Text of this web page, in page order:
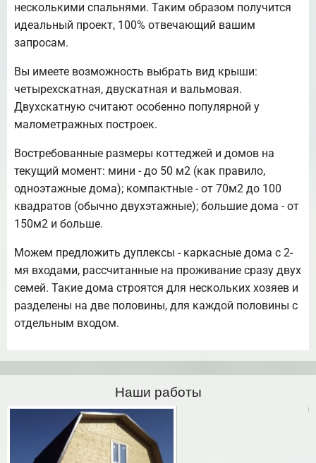
несколькими спальнями. Таким образом получится
идеальный проект, 100% отвечающий вашим
запросам.
Вы имеете возможность выбрать вид крыши:
четырехскатная, двускатная и вальмовая.
Двухскатную считают особенно популярной у
малометражных построек.
Востребованные размеры коттеджей и домов на
текущий момент: мини - до 50 м2 (как правило,
одноэтажные дома); компактные - от 70м2 до 100
квадратов (обычно двухэтажные); большие дома - от
150м2 и больше.
Можем предложить дуплексы - каркасные дома с 2-
мя входами, рассчитанные на проживание сразу двух
семей. Такие дома строятся для нескольких хозяев и
разделены на две половины, для каждой половины с
отдельным входом.
Наши работы